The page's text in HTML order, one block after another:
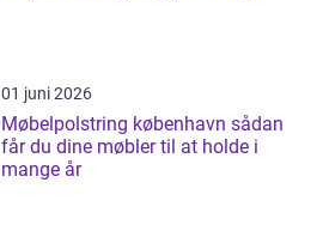
01 juni 2026
Møbelpolstring københavn sådan
får du dine møbler til at holde i
mange år